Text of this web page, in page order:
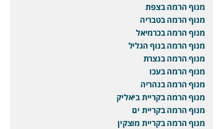
מנוף הרמה בצפת
מנוף הרמה בטבריה
מנוף הרמה בכרמיאל
מנוף הרמה בנוף הגליל
מנוף הרמה בנצרת
מנוף הרמה בעכו
מנוף הרמה בנהריה
מנוף הרמה בקריית ביאליק
מנוף הרמה בקריית ים
מנוף הרמה בקריית מוצקין